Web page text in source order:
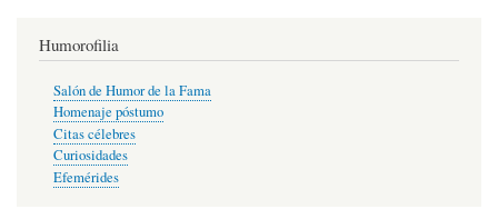
Humorofilia
Salón de Humor de la Fama
Homenaje póstumo
Citas célebres
Curiosidades
Efemérides